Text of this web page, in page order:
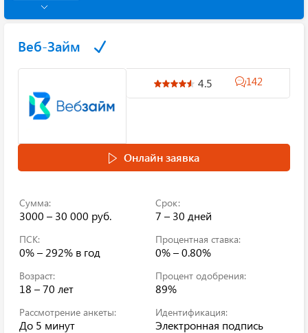
Веб-Займ
4.5 142
Онлайн заявка
Сумма:
3000 – 30 000 руб.
Срок:
7 – 30 дней
ПСК:
0% – 292% в год
Процентная ставка:
0% – 0.80%
Возраст:
18 – 70 лет
Процент одобрения:
89%
Рассмотрение анкеты:
До 5 минут
Идентификация:
Электронная подпись